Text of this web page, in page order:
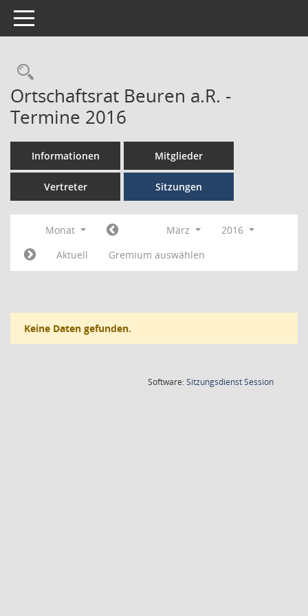
Toggle navigation
Ortschaftsrat Beuren a.R. -
Termine 2016
Informationen Mitglieder
Vertreter Sitzungen
Monat März
2016
Aktuell
Gremium auswählen
Keine Daten gefunden.
Software:SitzungsdienstSession(Wird in